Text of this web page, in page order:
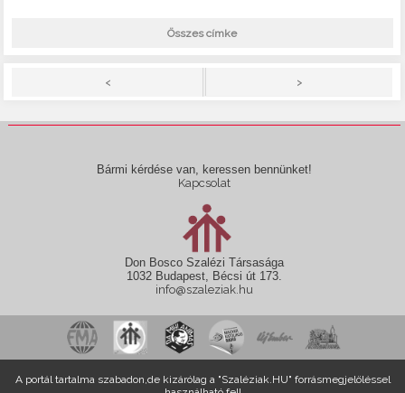
Összes címke
< >
Bármi kérdése van, keressen bennünket!
Kapcsolat
Don Bosco Szalézi Társasága
1032 Budapest, Bécsi út 173.
info@szaleziak.hu
A portál tartalma szabadon,de kizárólag a "Szaléziak.HU" forrásmegjelöléssel